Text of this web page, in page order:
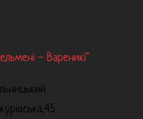
- Вареникі"